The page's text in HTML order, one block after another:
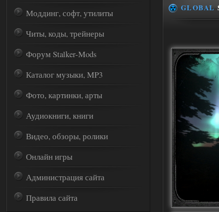
GLOBAL
Моддинг, софт, утилиты
Читы, коды, трейнеры
Форум Stalker-Mods
Каталог музыки, MP3
Фото, картинки, арты
Аудиокниги, книги
Видео, обзоры, ролики
Онлайн игры
Администрация сайта
Правила сайта